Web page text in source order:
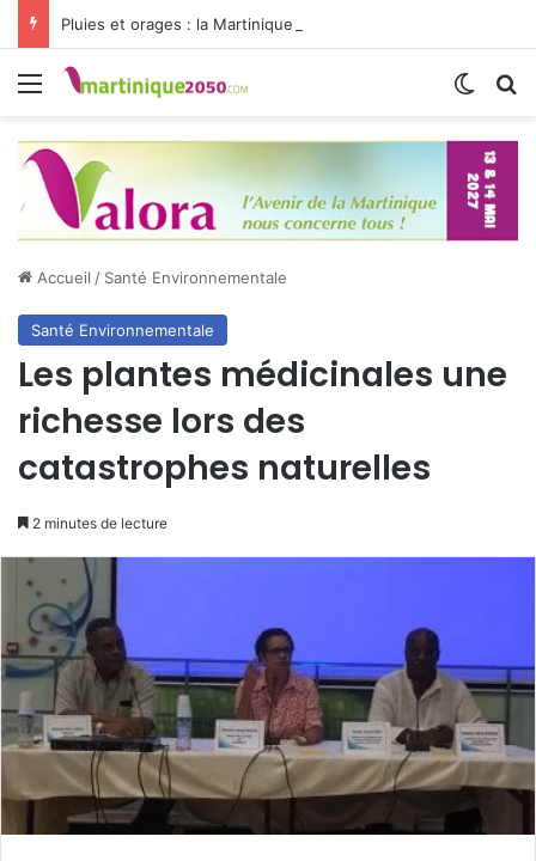
Pluies et orages : la Martinique passe en vigilance jaune
Menu
Accueil / Santé Environnementale
Santé Environnementale
Les plantes médicinales une
richesse lors des
catastrophes naturelles
2 minutes de lecture